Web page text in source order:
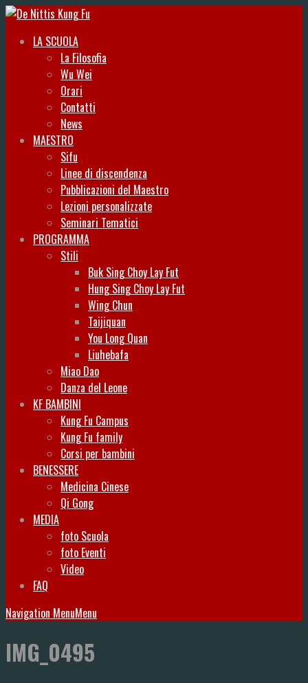
LA SCUOLA
La Filosofia
Wu Wei
Orari
Contatti
News
MAESTRO
Sifu
Linee di discendenza
Pubblicazioni del Maestro
Lezioni personalizzate
Seminari Tematici
PROGRAMMA
Stili
Buk Sing Choy Lay Fut
Hung Sing Choy Lay Fut
Wing Chun
Taijiquan
You Long Quan
Liuhebafa
Miao Dao
Danza del Leone
KF BAMBINI
Kung Fu Campus
Kung Fu family
Corsi per bambini
BENESSERE
Medicina Cinese
Qi Gong
MEDIA
foto Scuola
foto Eventi
Video
FAQ
Navigation MenuMenu
IMG_0495